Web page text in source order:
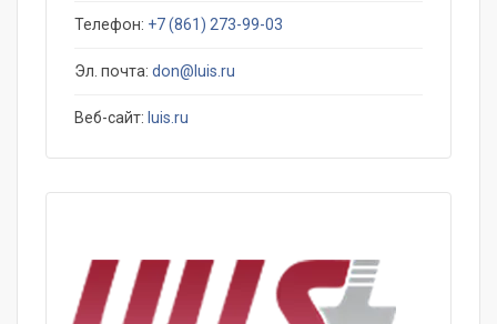
Телефон: +7 (861) 273-99-03
Эл. почта: don@luis.ru
Веб-сайт: luis.ru